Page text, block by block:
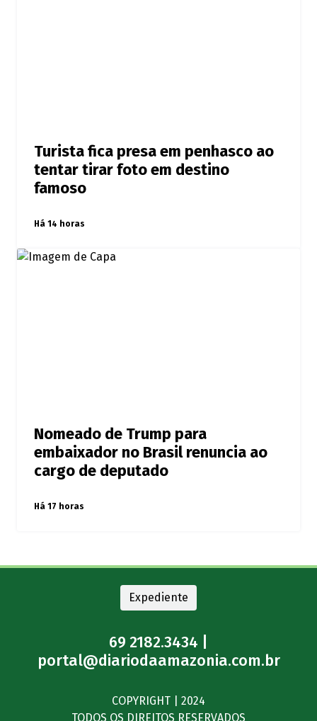
Turista fica presa em penhasco ao
tentar tirar foto em destino
famoso
Há 14 horas
Nomeado de Trump para
embaixador no Brasil renuncia ao
cargo de deputado
Há 17 horas
Expediente
69 2182.3434 |
portal@diariodaamazonia.com.br
COPYRIGHT | 2024
TODOS OS DIREITOS RESERVADOS